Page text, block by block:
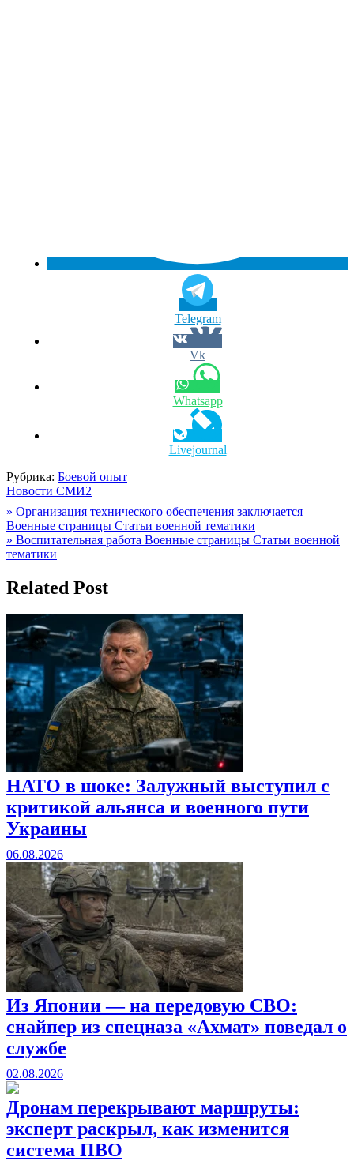
Telegram
Vk
Whatsapp
Livejournal
Рубрика: Боевой опыт
Новости СМИ2
Навигация
по
записям
» Организация технического обеспечения заключается
Военные страницы Статьи военной тематики
» Воспитательная работа Военные страницы Статьи военной
тематики
Related Post
НАТО в шоке: Залужный выступил с
критикой альянса и военного пути
Украины
06.08.2026
Из Японии — на передовую СВО:
снайпер из спецназа «Ахмат» поведал о
службе
02.08.2026
Дронам перекрывают маршруты:
эксперт раскрыл, как изменится
система ПВО